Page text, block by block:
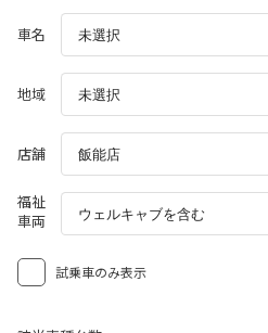
車名
地域
店舗
福祉
車両
試乗車のみ表示